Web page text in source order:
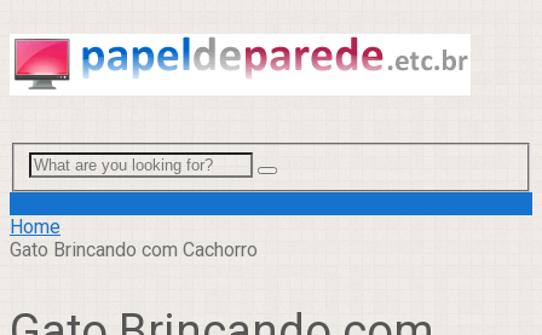
Home
Gato Brincando com Cachorro